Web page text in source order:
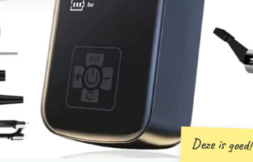
Deze is goed!